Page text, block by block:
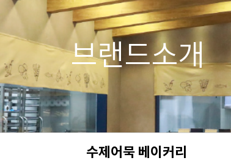
브랜드소개
수제어묵 베이커리